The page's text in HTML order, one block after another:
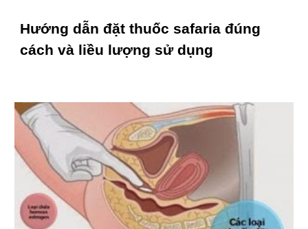
Hướng dẫn đặt thuốc safaria đúng
cách và liều lượng sử dụng